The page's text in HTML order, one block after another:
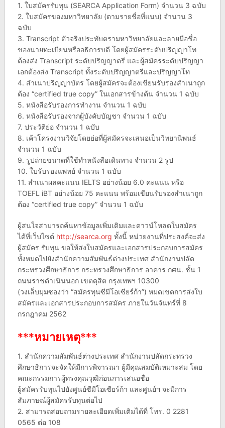
1. ใบสมัครรับทุน (SEARCA Application Form) จำนวน 3 ฉบับ
2. ใบสมัครของมหาวิทยาลัย (ตามรายชื่อที่แนบ) จำนวน 3
ฉบับ
3. Transcript ตัวจริงประทับตรามหาวิทยาลัยและลายมือชื่อ
ของนายทะเบียนหรืออธิการบดี โดยผู้สมัครระดับปริญญาโท
ต้องส่ง Transcript ระดับปริญญาตรี และผู้สมัครระดับปริญญา
เอกต้องส่ง Transcript ทั้งระดับปริญญาตรีและปริญญาโท
4. สำเนาปริญญาบัตร โดยผู้สมัครจะต้องเขียนรับรองสำเนาถูก
ต้อง “certified true copy” ในเอกสารข้างต้น จำนวน 1 ฉบับ
5. หนังสือรับรองการทำงาน จำนวน 1 ฉบับ
6. หนังสือรับรองจากผู้บังคับบัญชา จำนวน 1 ฉบับ
7. ประวัติย่อ จำนวน 1 ฉบับ
8. เค้าโครงงานวิจัยโดยย่อที่ผู้สมัครจะเสนอเป็นวิทยานิพนธ์
จำนวน 1 ฉบับ
9. รูปถ่ายขนาดที่ใช้ทำหนังสือเดินทาง จำนวน 2 รูป
10. ใบรับรองแพทย์ จำนวน 1 ฉบับ
11. สำเนาผลคะแนน IELTS อย่างน้อย 6.0 คะแนน หรือ
TOEFL iBT อย่างน้อย 75 คะแนน พร้อมเขียนรับรองสำเนาถูก
ต้อง “certified true copy” จำนวน 1 ฉบับ
ผู้สนใจสามารถค้นหาข้อมูลเพิ่มเติมและดาวน์โหลดใบสมัคร
ได้ที่เว็บไซต์ http://searca.org ทั้งนี้ หน่วยงานที่ประสงค์จะส่ง
ผู้สมัคร รับทุน ขอให้ส่งใบสมัครและเอกสารประกอบการสมัคร
ทั้งหมดไปยังสำนักความสัมพันธ์ต่างประเทศ สำนักงานปลัด
กระทรวงศึกษาธิการ กระทรวงศึกษาธิการ อาคาร กศน. ชั้น 1
ถนนราชดำเนินนอก เขตดุสิต กรุงเทพฯ 10300
(วงเล็บมุมซองว่า “สมัครทุนซีมีโอเซียร์ก้า”) หมดเขตการส่งใบ
สมัครและเอกสารประกอบการสมัคร ภายในวันจันทร์ที่ 8
กรกฎาคม 2562
***หมายเหตุ***
1. สำนักความสัมพันธ์ต่างประเทศ สำนักงานปลัดกระทรวง
ศึกษาธิการจะจัดให้มีการพิจารณา ผู้มีคุณสมบัติเหมาะสม โดย
คณะกรรมการผู้ทรงคุณวุฒิก่อนการเสนอชื่อ
ผู้สมัครรับทุนไปยังศูนย์ซีมีโอเซียร์ก้า และศูนย์ฯ จะมีการ
สัมภาษณ์ผู้สมัครรับทุนต่อไป
2. สามารถสอบถามรายละเอียดเพิ่มเติมได้ที่ โทร. 0 2281
0565 ต่อ 108